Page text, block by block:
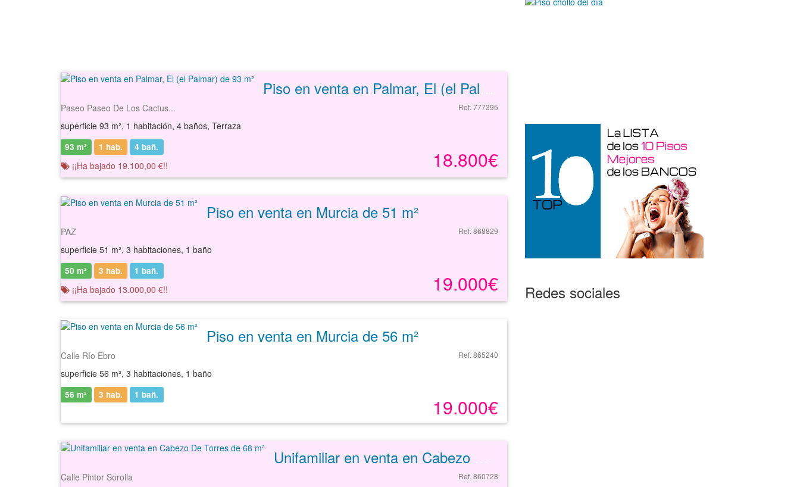
Paseo Paseo De Los Cactus... Ref. 777395
superficie 93 m², 1 habitación, 4 baños, Terraza
18.800€
93 m² 1 hab. 4 bañ.
¡¡Ha bajado 19.100,00 €!!
Piso en venta en Murcia de 51 m²
PAZ Ref. 868829
superficie 51 m², 3 habitaciones, 1 baño
19.000€
50 m² 3 hab. 1 bañ.
¡¡Ha bajado 13.000,00 €!!
Piso en venta en Murcia de 56 m²
Calle Río Ebro Ref. 865240
superficie 56 m², 3 habitaciones, 1 baño
19.000€
56 m² 3 hab. 1 bañ.
Calle Pintor Sorolla Ref. 860728
Redes sociales